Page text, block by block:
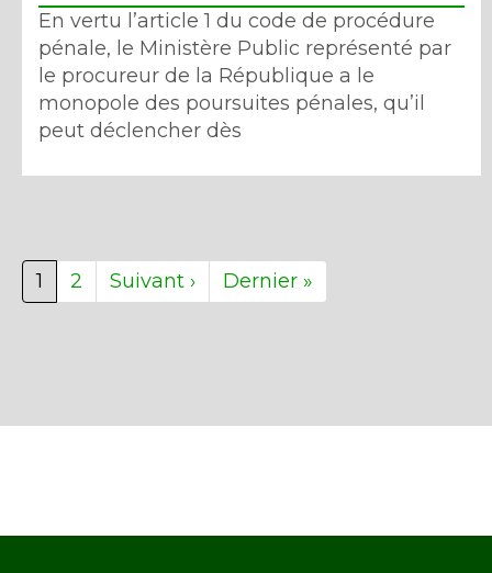
En vertu l’article 1 du code de procédure
pénale, le Ministère Public représenté par
le procureur de la République a le
monopole des poursuites pénales, qu’il
peut déclencher dès
Page
courante
1 Page
2
Page
suivante
Suivant ›
Dernière
page
Dernier »